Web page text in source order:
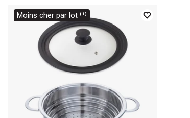
Moins cher par lot ⁽¹⁾